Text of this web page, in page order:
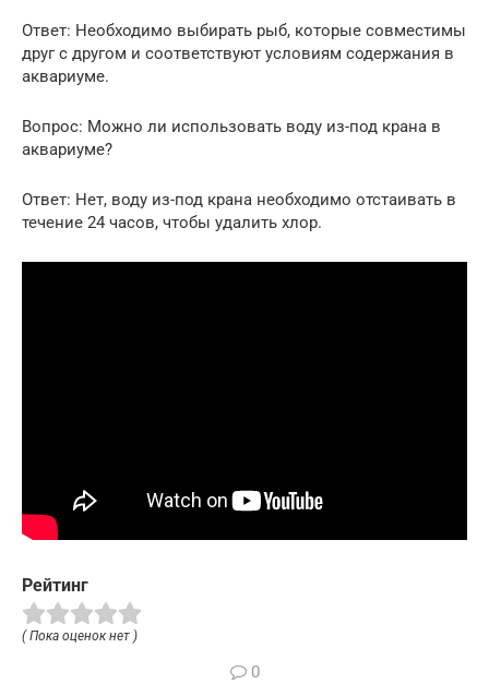
Ответ: Необходимо выбирать рыб, которые совместимы
друг с другом и соответствуют условиям содержания в
аквариуме.
Вопрос: Можно ли использовать воду из-под крана в
аквариуме?
Ответ: Нет, воду из-под крана необходимо отстаивать в
течение 24 часов, чтобы удалить хлор.
Рейтинг
( Пока оценок нет )
0